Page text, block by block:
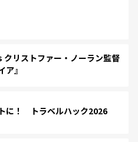
リストファー・ノーラン監督
』
に！ トラベルハック2026